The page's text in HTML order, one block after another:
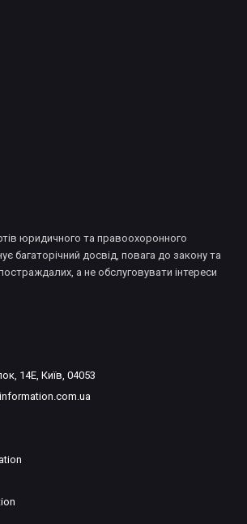
юридичного та правоохоронного
багаторічний досвід, повага до закону та
а не обслуговувати інтереси
14Е, Київ, 04053